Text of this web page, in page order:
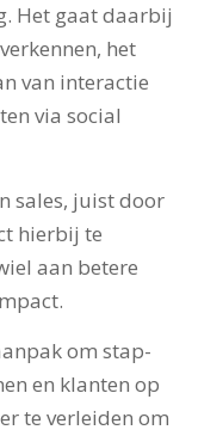
Het gaat daarbij
het
van interactie
via social
sales, juist door
hierbij te
aan betere
om stap-
en klanten op
te verleiden om